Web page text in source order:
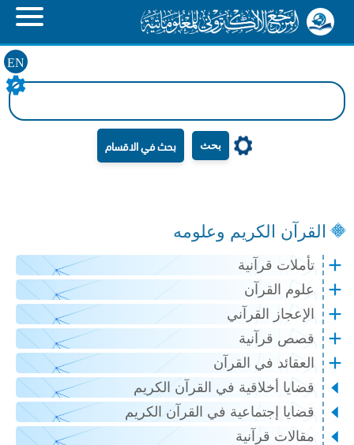
EN
بحث
القرآن الكريم وعلومه
تأملات قرآنية
علوم القرآن
الإعجاز القرآني
قصص قرآنية
العقائد في القرآن
قضايا أخلاقية في القرآن الكريم
قضايا إجتماعية في القرآن الكريم
مقالات قرآنية